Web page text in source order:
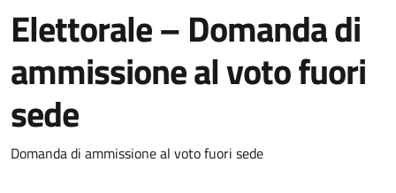
Elettorale – Domanda di
ammissione al voto fuori
sede
Dettagli del documento
Domanda di ammissione al voto fuori sede